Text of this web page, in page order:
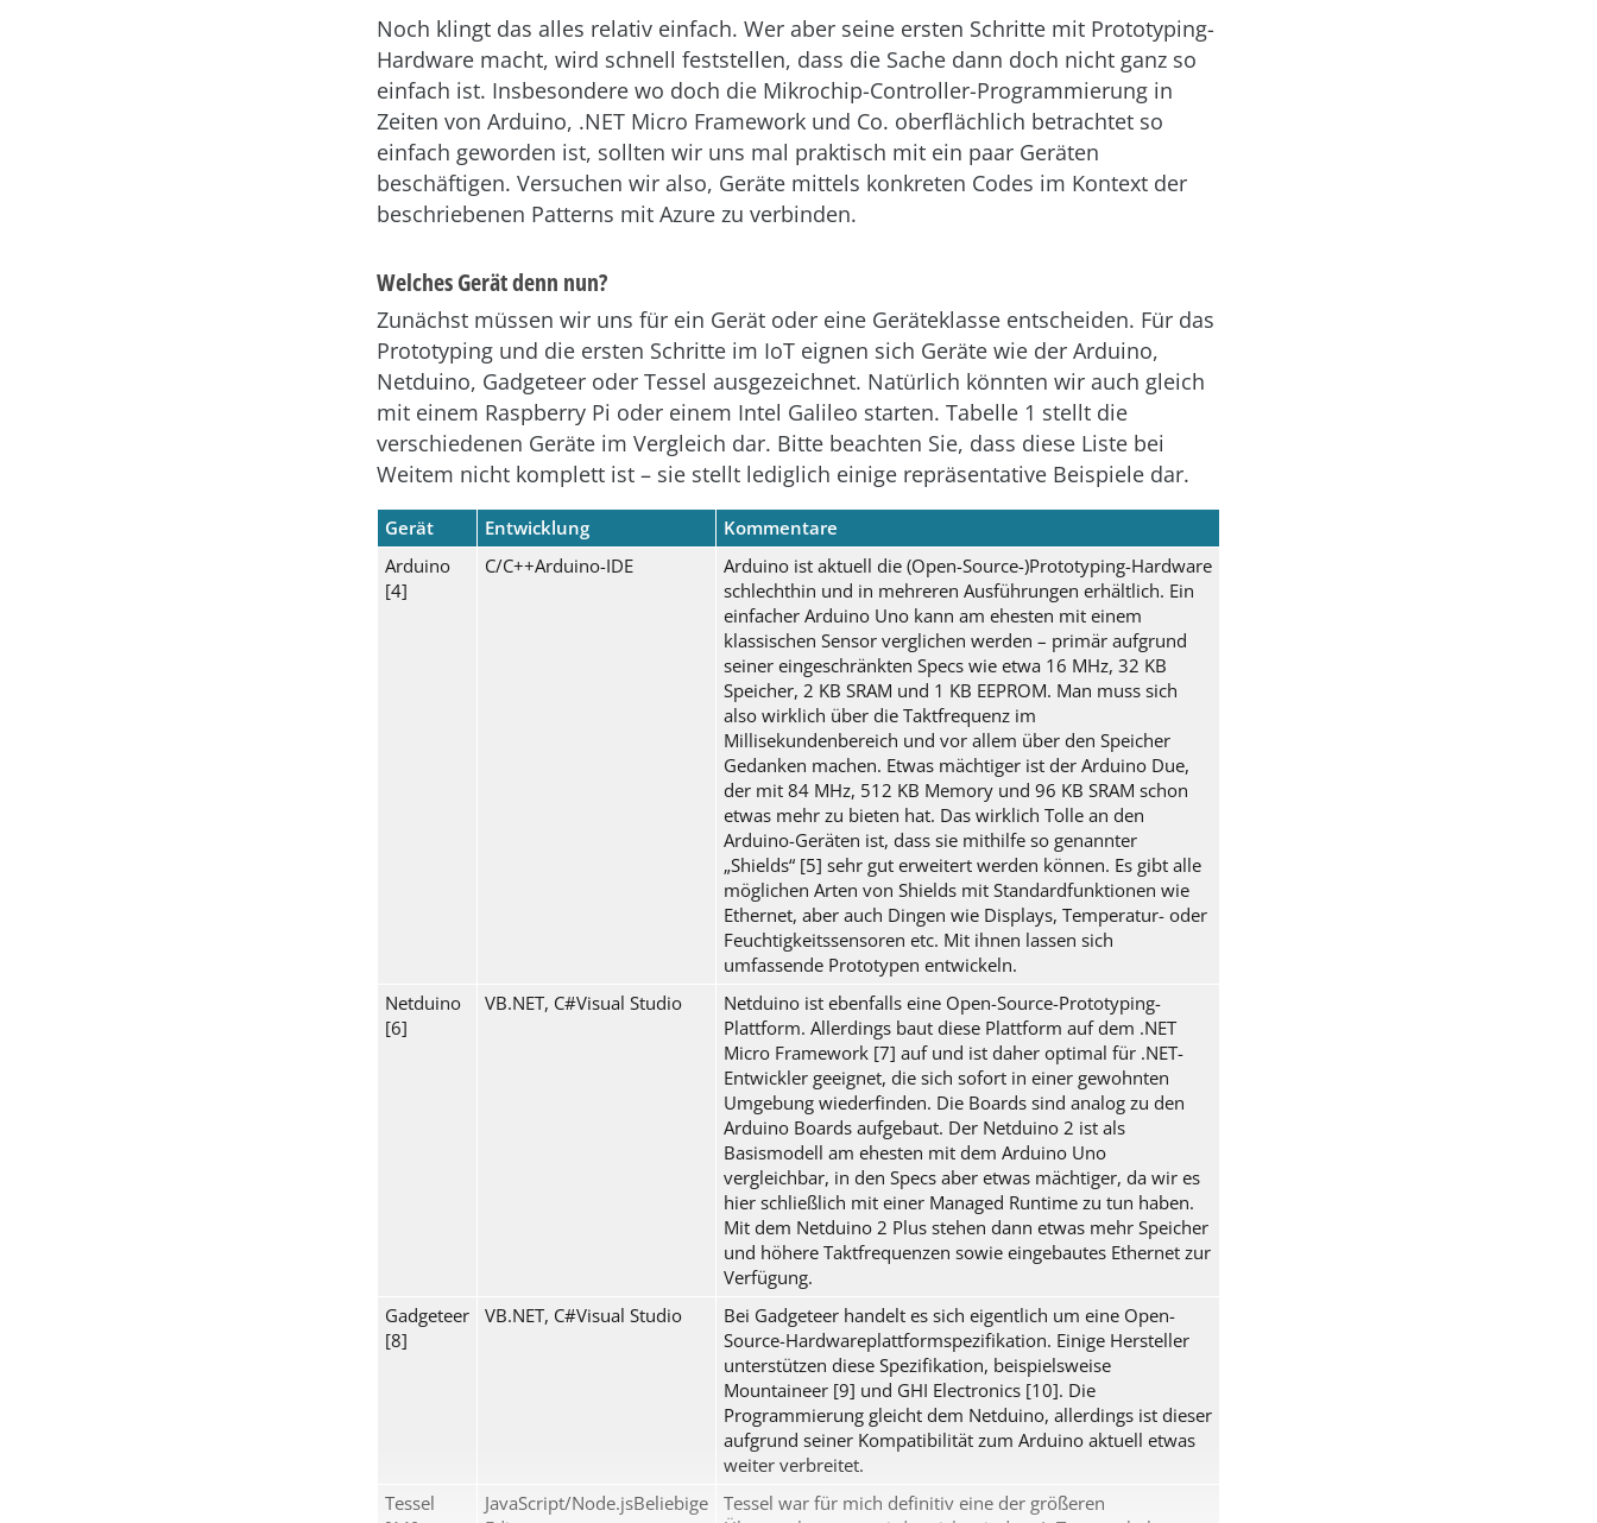
Noch klingt das alles relativ einfach. Wer aber seine ersten Schritte mit Prototyping-
Hardware macht, wird schnell feststellen, dass die Sache dann doch nicht ganz so
einfach ist. Insbesondere wo doch die Mikrochip-Controller-Programmierung in
Zeiten von Arduino, .NET Micro Framework und Co. oberflächlich betrachtet so
einfach geworden ist, sollten wir uns mal praktisch mit ein paar Geräten
beschäftigen. Versuchen wir also, Geräte mittels konkreten Codes im Kontext der
beschriebenen Patterns mit Azure zu verbinden.
Welches Gerät denn nun?
Zunächst müssen wir uns für ein Gerät oder eine Geräteklasse entscheiden. Für das
Prototyping und die ersten Schritte im IoT eignen sich Geräte wie der Arduino,
Netduino, Gadgeteer oder Tessel ausgezeichnet. Natürlich könnten wir auch gleich
mit einem Raspberry Pi oder einem Intel Galileo starten. Tabelle 1 stellt die
verschiedenen Geräte im Vergleich dar. Bitte beachten Sie, dass diese Liste bei
Weitem nicht komplett ist – sie stellt lediglich einige repräsentative Beispiele dar.
Gerät Entwicklung
Kommentare
Arduino
[4]
C/C++Arduino-IDE
Arduino ist aktuell die (Open-Source-)Prototyping-Hardware
schlechthin und in mehreren Ausführungen erhältlich. Ein
einfacher Arduino Uno kann am ehesten mit einem
klassischen Sensor verglichen werden – primär aufgrund
seiner eingeschränkten Specs wie etwa 16 MHz, 32 KB
Speicher, 2 KB SRAM und 1 KB EEPROM. Man muss sich
also wirklich über die Taktfrequenz im
Millisekundenbereich und vor allem über den Speicher
Gedanken machen. Etwas mächtiger ist der Arduino Due,
der mit 84 MHz, 512 KB Memory und 96 KB SRAM schon
etwas mehr zu bieten hat. Das wirklich Tolle an den
Arduino-Geräten ist, dass sie mithilfe so genannter
„Shields“ [5] sehr gut erweitert werden können. Es gibt alle
möglichen Arten von Shields mit Standardfunktionen wie
Ethernet, aber auch Dingen wie Displays, Temperatur- oder
Feuchtigkeitssensoren etc. Mit ihnen lassen sich
umfassende Prototypen entwickeln.
Netduino
[6]
VB.NET, C#Visual Studio
Netduino ist ebenfalls eine Open-Source-Prototyping-
Plattform. Allerdings baut diese Plattform auf dem .NET
Micro Framework [7] auf und ist daher optimal für .NET-
Entwickler geeignet, die sich sofort in einer gewohnten
Umgebung wiederfinden. Die Boards sind analog zu den
Arduino Boards aufgebaut. Der Netduino 2 ist als
Basismodell am ehesten mit dem Arduino Uno
vergleichbar, in den Specs aber etwas mächtiger, da wir es
hier schließlich mit einer Managed Runtime zu tun haben.
Mit dem Netduino 2 Plus stehen dann etwas mehr Speicher
und höhere Taktfrequenzen sowie eingebautes Ethernet zur
Verfügung.
Gadgeteer
[8]
VB.NET, C#Visual Studio
Bei Gadgeteer handelt es sich eigentlich um eine Open-
Source-Hardwareplattformspezifikation. Einige Hersteller
unterstützen diese Spezifikation, beispielsweise
Mountaineer [9] und GHI Electronics [10]. Die
Programmierung gleicht dem Netduino, allerdings ist dieser
aufgrund seiner Kompatibilität zum Arduino aktuell etwas
weiter verbreitet.
Tessel
JavaScript/Node.jsBeliebige
Tessel war für mich definitiv eine der größeren